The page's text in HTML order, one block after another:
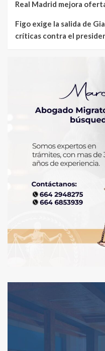
Real Madrid mejora
Figo exige la salida de
críticas contra el